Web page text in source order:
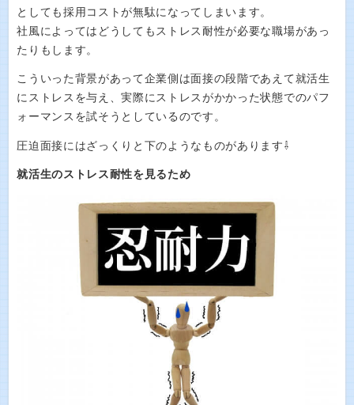
としても採用コストが無駄になってしまいます。
社風によってはどうしてもストレス耐性が必要な職場があっ
たりもします。
こういった背景があって企業側は面接の段階であえて就活生
にストレスを与え、実際にストレスがかかった状態でのパフ
ォーマンスを試そうとしているのです。
圧迫面接にはざっくりと下のようなものがあります⇩
就活生のストレス耐性を見るため